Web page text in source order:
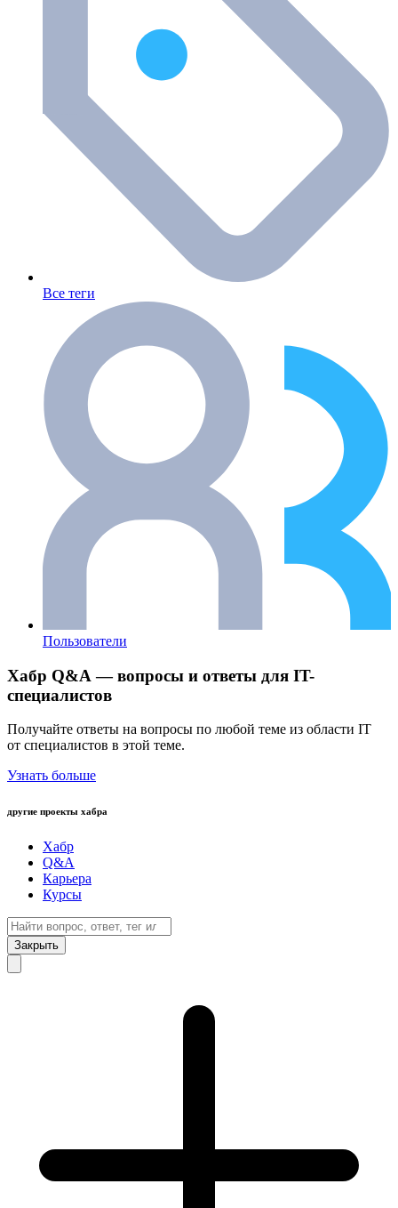
Все теги
Пользователи
Хабр Q&A — вопросы и ответы для IT-
специалистов
Получайте ответы на вопросы по любой теме из области IT
от специалистов в этой теме.
Узнать больше
другие проекты хабра
Хабр
Q&A
Карьера
Курсы
Закрыть